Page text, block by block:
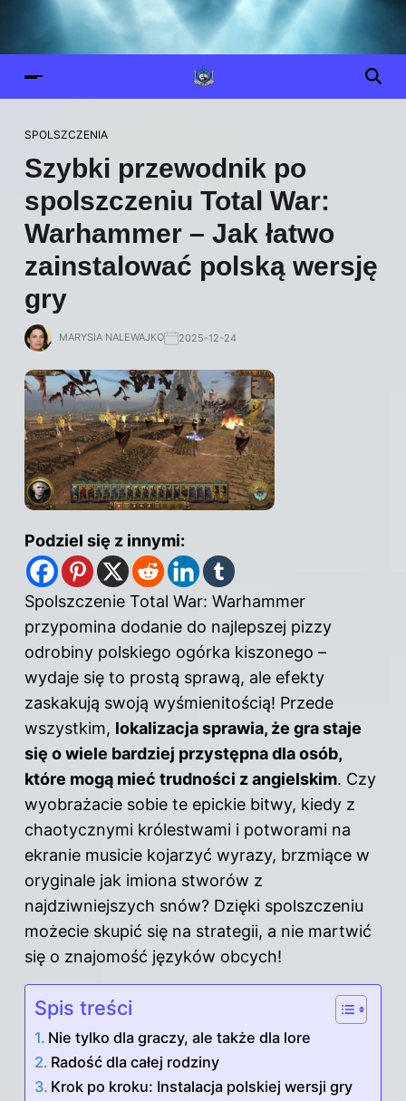
SPOLSZCZENIA
Szybki przewodnik po
spolszczeniu Total War:
Warhammer – Jak łatwo
zainstalować polską wersję
gry
MARYSIA NALEWAJKO 2025-12-24
Podziel się z innymi:
Spolszczenie Total War: Warhammer
przypomina dodanie do najlepszej pizzy
odrobiny polskiego ogórka kiszonego –
wydaje się to prostą sprawą, ale efekty
zaskakują swoją wyśmienitością! Przede
wszystkim, lokalizacja sprawia, że gra staje
się o wiele bardziej przystępna dla osób,
które mogą mieć trudności z angielskim. Czy
wyobrażacie sobie te epickie bitwy, kiedy z
chaotycznymi królestwami i potworami na
ekranie musicie kojarzyć wyrazy, brzmiące w
oryginale jak imiona stworów z
najdziwniejszych snów? Dzięki spolszczeniu
możecie skupić się na strategii, a nie martwić
się o znajomość języków obcych!
Spis treści
Nie tylko dla graczy, ale także dla lore
Radość dla całej rodziny
Krok po kroku: Instalacja polskiej wersji gry